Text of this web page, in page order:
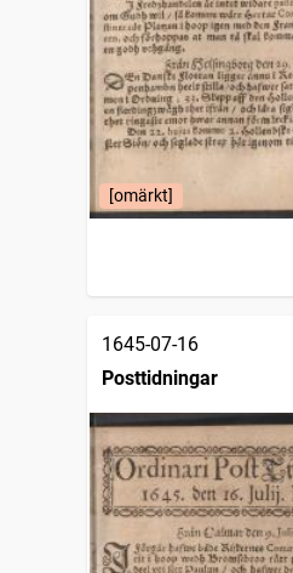
[omärkt]
1645-07-16
Posttidningar